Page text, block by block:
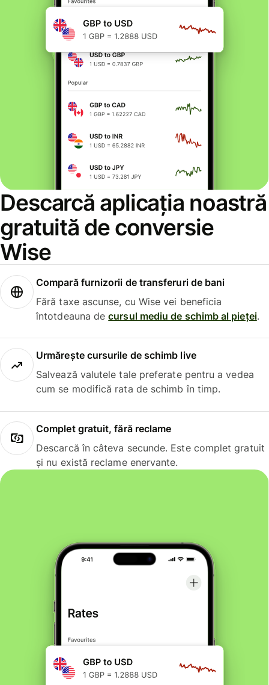
Descarcă aplicația noastră
gratuită de conversie
Wise
Compară furnizorii de transferuri de bani
Fără taxe ascunse, cu Wise vei beneficia
întotdeauna decursul mediu de schimb al pieței.
Urmărește cursurile de schimb live
Salvează valutele tale preferate pentru a vedea
cum se modifică rata de schimb în timp.
Complet gratuit, fără reclame
Descarcă în câteva secunde. Este complet gratuit
și nu există reclame enervante.